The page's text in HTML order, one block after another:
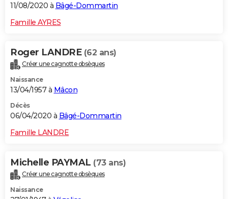
11/08/2020 à Bâgé-Dommartin
Famille AYRES
Roger LANDRE (62 ans)
Créer une cagnotte obsèques
Naissance
13/04/1957 à Mâcon
Décès
06/04/2020 à Bâgé-Dommartin
Famille LANDRE
Michelle PAYMAL (73 ans)
Créer une cagnotte obsèques
Naissance